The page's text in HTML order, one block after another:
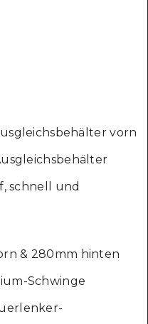
vorn
schnell und
& 280mm hinten
Schwinge